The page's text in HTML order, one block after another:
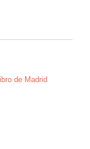
de Madrid